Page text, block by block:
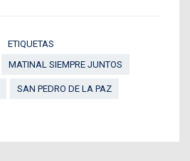
ETIQUETAS
MATINAL SIEMPRE JUNTOS
SAN PEDRO DE LA PAZ